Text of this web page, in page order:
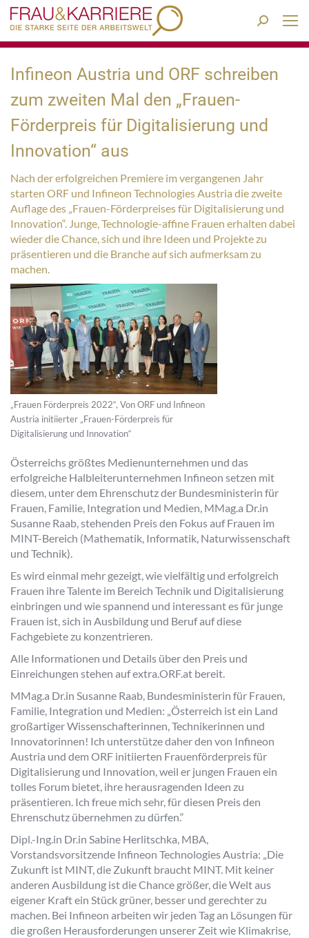
Search:
Infineon Austria und ORF schreiben
zum zweiten Mal den „Frauen-
Förderpreis für Digitalisierung und
Innovation“ aus
Nach der erfolgreichen Premiere im vergangenen Jahr
starten ORF und Infineon Technologies Austria die zweite
Auflage des „Frauen-Förderpreises für Digitalisierung und
Innovation“. Junge, Technologie-affine Frauen erhalten dabei
wieder die Chance, sich und ihre Ideen und Projekte zu
präsentieren und die Branche auf sich aufmerksam zu
machen.
„Frauen Förderpreis 2022“, Von ORF und Infineon
Austria initiierter „Frauen-Förderpreis für
Digitalisierung und Innovation“
Österreichs größtes Medienunternehmen und das
erfolgreiche Halbleiterunternehmen Infineon setzen mit
diesem, unter dem Ehrenschutz der Bundesministerin für
Frauen, Familie, Integration und Medien, MMag.a Dr.in
Susanne Raab, stehenden Preis den Fokus auf Frauen im
MINT-Bereich (Mathematik, Informatik, Naturwissenschaft
und Technik).
Es wird einmal mehr gezeigt, wie vielfältig und erfolgreich
Frauen ihre Talente im Bereich Technik und Digitalisierung
einbringen und wie spannend und interessant es für junge
Frauen ist, sich in Ausbildung und Beruf auf diese
Fachgebiete zu konzentrieren.
Alle Informationen und Details über den Preis und
Einreichungen stehen auf extra.ORF.at bereit.
MMag.a Dr.in Susanne Raab, Bundesministerin für Frauen,
Familie, Integration und Medien: „Österreich ist ein Land
großartiger Wissenschafterinnen, Technikerinnen und
Innovatorinnen! Ich unterstütze daher den von Infineon
Austria und dem ORF initiierten Frauenförderpreis für
Digitalisierung und Innovation, weil er jungen Frauen ein
tolles Forum bietet, ihre herausragenden Ideen zu
präsentieren. Ich freue mich sehr, für diesen Preis den
Ehrenschutz übernehmen zu dürfen.“
Dipl.-Ing.in Dr.in Sabine Herlitschka, MBA,
Vorstandsvorsitzende Infineon Technologies Austria: „Die
Zukunft ist MINT, die Zukunft braucht MINT. Mit keiner
anderen Ausbildung ist die Chance größer, die Welt aus
eigener Kraft ein Stück grüner, besser und gerechter zu
machen. Bei Infineon arbeiten wir jeden Tag an Lösungen für
die großen Herausforderungen unserer Zeit wie Klimakrise,